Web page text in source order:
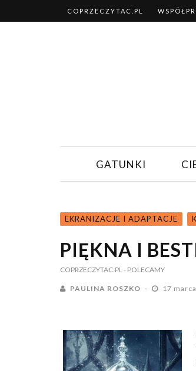
COPRZECZYTAC.PL
GATUNKI
EKRANIZACJE I ADAPTACJE
PIĘKNA I
COPRZECZYTAC.PL- POLECAMY
PAULINA ROSZKO 17